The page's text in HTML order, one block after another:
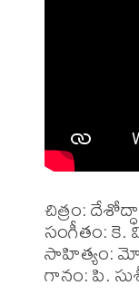
చిత్రం:
సంగీతం:
సాహిత్యం:
గానం: పి.